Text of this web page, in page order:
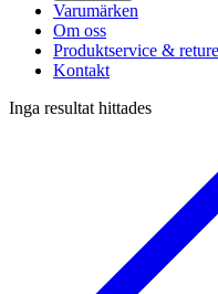
Varumärken
Om oss
Produktservice &
Kontakt
Inga resultat hittades